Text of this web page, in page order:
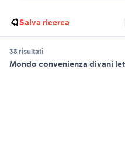
Salva ricerca
38 risultati
Mondo convenienza divani